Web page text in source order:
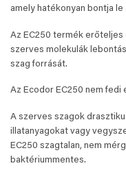
amely hatékonyan bontja
Az EC250 termék
szerves molekulák
szag forrását.
Az Ecodor EC250 nem fedi
A szerves szagok
illatanyagokat vagy
EC250 szagtalan, nem
baktériummentes.